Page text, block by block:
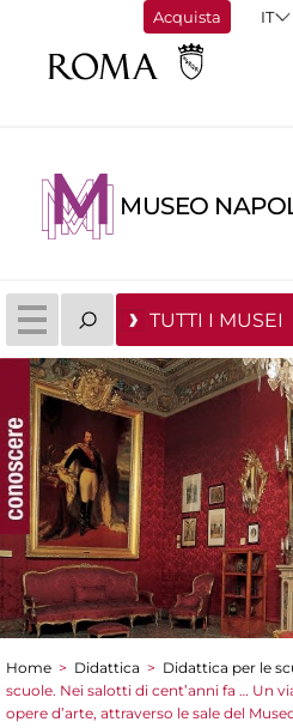
Acquista
MUSEO
TUTTI I MUSEI
Tu sei qui
Home > Didattica > Didattica per le
scuole. Nei salotti di cent’anni fa … Un
opere d’arte, attraverso le sale del